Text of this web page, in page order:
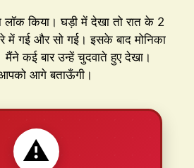
लॉक किया। घड़ी में देखा तो रात के 2
गई और सो गई। इसके बाद मोनिका
कई बार उन्हें चुदवाते हुए देखा।
आगे बताऊँगी।
⚠️